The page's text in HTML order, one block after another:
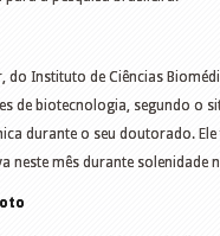
do Instituto de Ciências
de biotecnologia, segundo o
durante o seu doutorado.
neste mês durante solenidade